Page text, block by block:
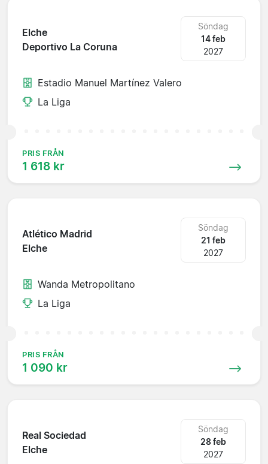
Elche
Deportivo La Coruna
Söndag
14 feb
2027
Estadio Manuel Martínez Valero
La Liga
PRIS FRÅN
1 618 kr
Atlético Madrid
Elche
Söndag
21 feb
2027
Wanda Metropolitano
La Liga
PRIS FRÅN
1 090 kr
Real Sociedad
Elche
Söndag
28 feb
2027